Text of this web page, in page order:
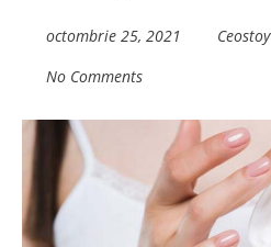
octombrie 25, 2021 Ceostoy
No Comments